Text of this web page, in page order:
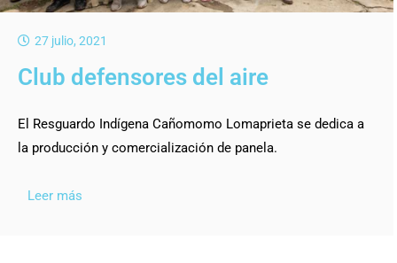
27 julio, 2021
Club defensores del aire
El Resguardo Indígena Cañomomo Lomaprieta se dedica a
la producción y comercialización de panela.
Leer más